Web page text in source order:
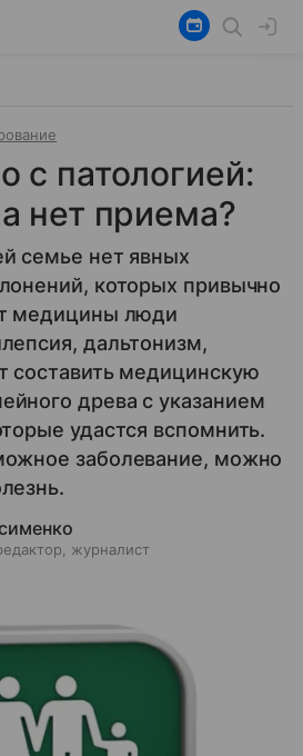
с патологией:
нет приема?
семье нет явных
которых привычно
медицины люди
дальтонизм,
составить медицинскую
древа с указанием
удастся вспомнить.
заболевание, можно
журналист